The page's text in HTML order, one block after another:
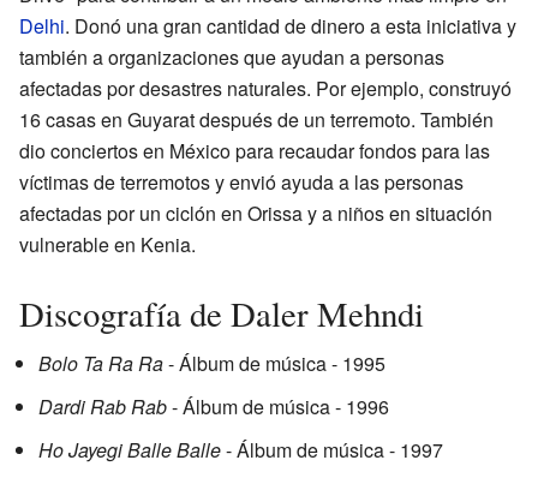
Delhi. Donó una gran cantidad de dinero a esta iniciativa y
también a organizaciones que ayudan a personas
afectadas por desastres naturales. Por ejemplo, construyó
16 casas en Guyarat después de un terremoto. También
dio conciertos en México para recaudar fondos para las
víctimas de terremotos y envió ayuda a las personas
afectadas por un ciclón en Orissa y a niños en situación
vulnerable en Kenia.
Discografía de Daler Mehndi
Bolo Ta Ra Ra- Álbum de música - 1995
Dardi Rab Rab- Álbum de música - 1996
Ho Jayegi Balle Balle- Álbum de música - 1997